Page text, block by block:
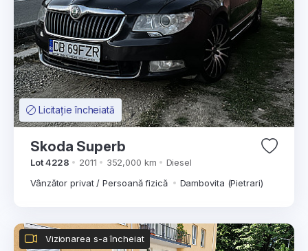
Licitație încheiată
Skoda Superb
Lot 4228 2011 352,000 km
Diesel
Vânzător privat / Persoană fizică
Dambovita (Pietrari)
Vizionarea s-a încheiat